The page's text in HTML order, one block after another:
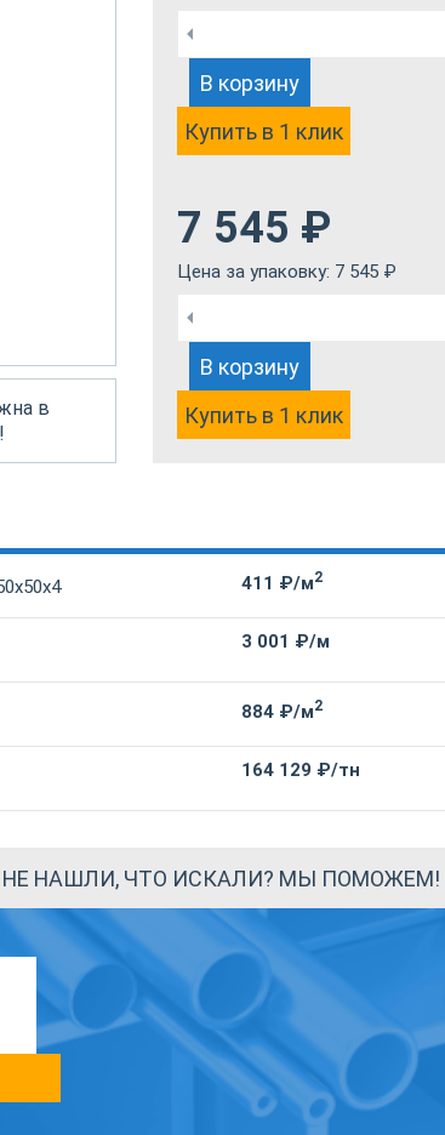
в
В корзину
Купить в 1 клик
7 545 ₽
Цена за упаковку: 7 545 ₽
В корзину
Купить в 1 клик
411 ₽/м2
3 001 ₽/м
884 ₽/м2
164 129 ₽/тн
НЕ НАШЛИ, ЧТО ИСКАЛИ? МЫ ПОМОЖЕМ!